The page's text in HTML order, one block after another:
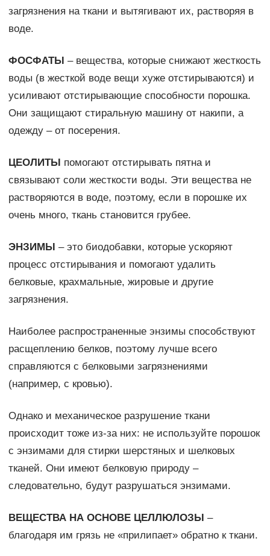
загрязнения на ткани и вытягивают их, растворяя в
воде.
ФОСФАТЫ – вещества, которые снижают жесткость
воды (в жесткой воде вещи хуже отстирываются) и
усиливают отстирывающие способности порошка.
Они защищают стиральную машину от накипи, а
одежду – от посерения.
ЦЕОЛИТЫ помогают отстирывать пятна и
связывают соли жесткости воды. Эти вещества не
растворяются в воде, поэтому, если в порошке их
очень много, ткань становится грубее.
ЭНЗИМЫ – это биодобавки, которые ускоряют
процесс отстирывания и помогают удалить
белковые, крахмальные, жировые и другие
загрязнения.
Наиболее распространенные энзимы способствуют
расщеплению белков, поэтому лучше всего
справляются с белковыми загрязнениями
(например, с кровью).
Однако и механическое разрушение ткани
происходит тоже из-за них: не используйте порошок
с энзимами для стирки шерстяных и шелковых
тканей. Они имеют белковую природу –
следовательно, будут разрушаться энзимами.
ВЕЩЕСТВА НА ОСНОВЕ ЦЕЛЛЮЛОЗЫ –
благодаря им грязь не «прилипает» обратно к ткани.